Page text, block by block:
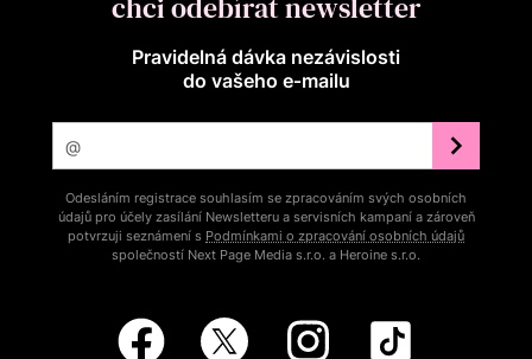
chci odebírat newsletter
Pravidelná dávka nezávislosti
do vašeho e‑mailu
Odesláním registrace souhlasím se zpracováním svých osobních
údajů pro účely zasílání Newsletteru a servisních kampaní a zároveň
potvrzuji seznámení s Podmínkami o zpracování osobních údajů
společností Next Page Media s.r.o. a Heroine s.r.o.